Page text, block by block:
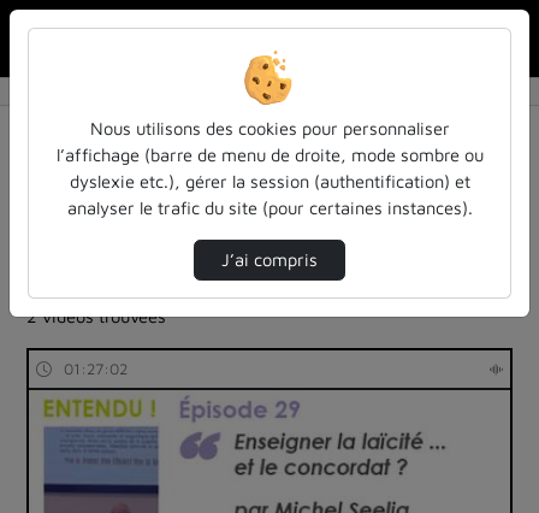
Résultats de la recherche
Filtres actifs (cliquer pour en retirer) :
Français
colloques-et-conferences
entendu-des-confs-a-ecouter
inspe-de-lorraine
universite-de-lorraine
2 vidéos trouvées
01:27:02
Nous utilisons des cookies pour personnaliser
l’affichage (barre de menu de droite, mode sombre ou
dyslexie etc.), gérer la session (authentification) et
analyser le trafic du site (pour certaines instances).
J’ai compris